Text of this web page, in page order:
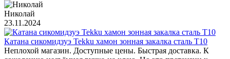
Николай
23.11.2024
Катана сикомидзуэ Tekku хамон зонная закалка сталь T10
Неплохой магазин. Доступные цены. Быстрая доставка. К